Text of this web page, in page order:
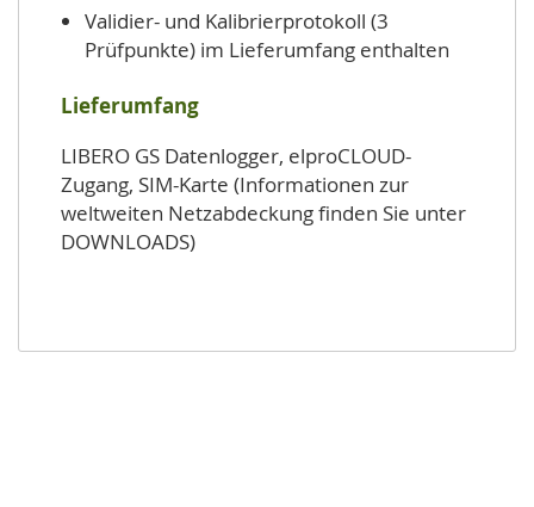
Validier- und Kalibrierprotokoll (3
Prüfpunkte) im Lieferumfang enthalten
Lieferumfang
LIBERO GS Datenlogger, elproCLOUD-
Zugang, SIM-Karte (Informationen zur
weltweiten Netzabdeckung finden Sie unter
DOWNLOADS)